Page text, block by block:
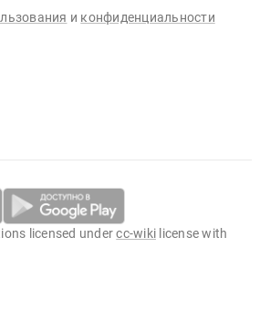
и конфиденциальности
licensed undercc-wiki license with